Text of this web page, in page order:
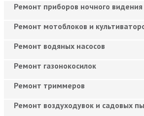
Ремонт приборов ночного видения
Ремонт мотоблоков и
Ремонт водяных насосов
Ремонт газонокосилок
Ремонт триммеров
Ремонт воздуходувок и садовых